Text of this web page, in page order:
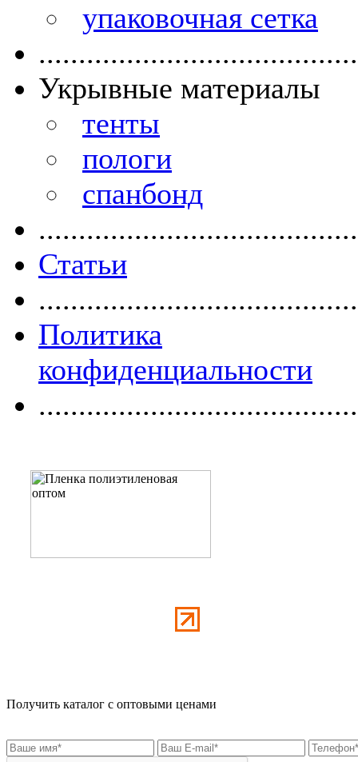
упаковочная сетка
Укрывные материалы
тенты
пологи
спанбонд
Статьи
Политика
конфиденциальности
Получить каталог с оптовыми ценами